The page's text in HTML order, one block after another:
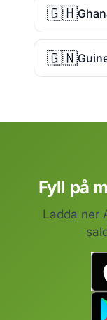
🇬🇭
🇬🇳
Fyll på
Ladda ner